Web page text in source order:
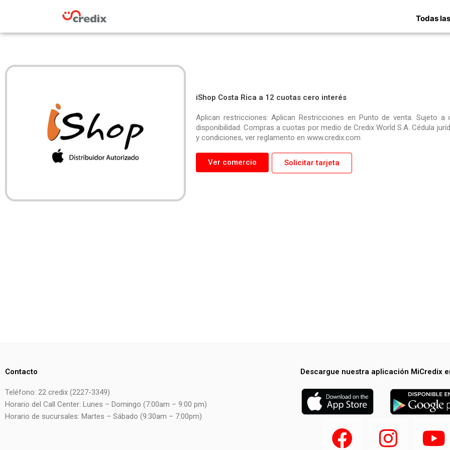
Todas
iShop Costa Rica a 12 cuotas cero interés
Aplican restricciones: Aplican Restricciones en Punto de venta. Sujeto
disponibilidad. Compras a cuotas por medio de Credix World S.A. Cédula
y condiciones, ver reglamento en www.credix.com
Ver comercio Solicitar tarjeta
Contacto
Teléfono: 22 credix (2227-3349)
Horario del Call Center: Lunes – Domingo (7:00am – 9:00 pm)
Horario de sucursales: Martes – Sábado (9:30am – 7:00pm)
Descargue nuestra aplicación MiCredix
F
I
Y